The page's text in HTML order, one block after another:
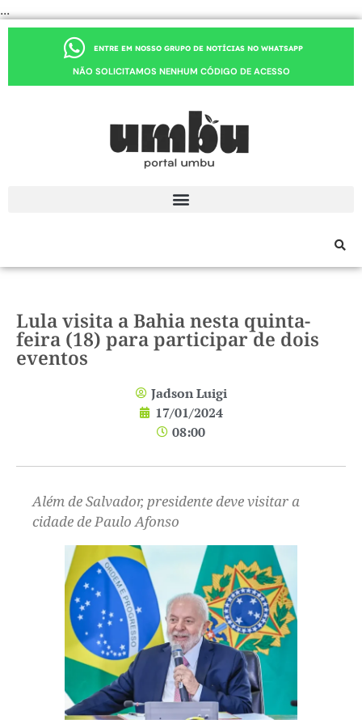
...
ENTRE EM NOSSO GRUPO DE NOTÍCIAS NO WHATSAPP
NÃO SOLICITAMOS NENHUM CÓDIGO DE ACESSO
Lula visita a Bahia nesta quinta-
feira (18) para participar de dois
eventos
Jadson Luigi
17/01/2024
08:00
Além de Salvador, presidente deve visitar a
cidade de Paulo Afonso